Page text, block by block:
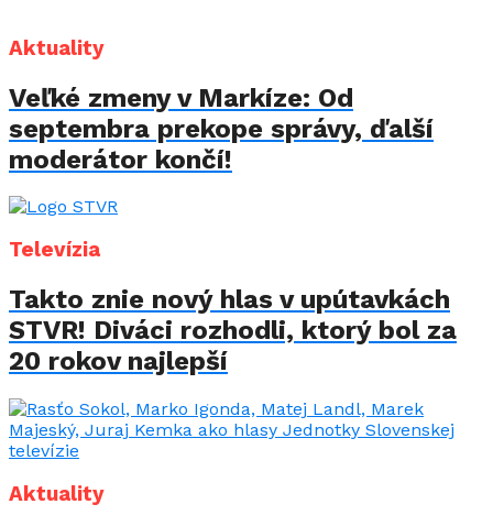
Aktuality
Veľké zmeny v Markíze: Od
septembra prekope správy, ďalší
moderátor končí!
Televízia
Takto znie nový hlas v upútavkách
STVR! Diváci rozhodli, ktorý bol za
20 rokov najlepší
Aktuality